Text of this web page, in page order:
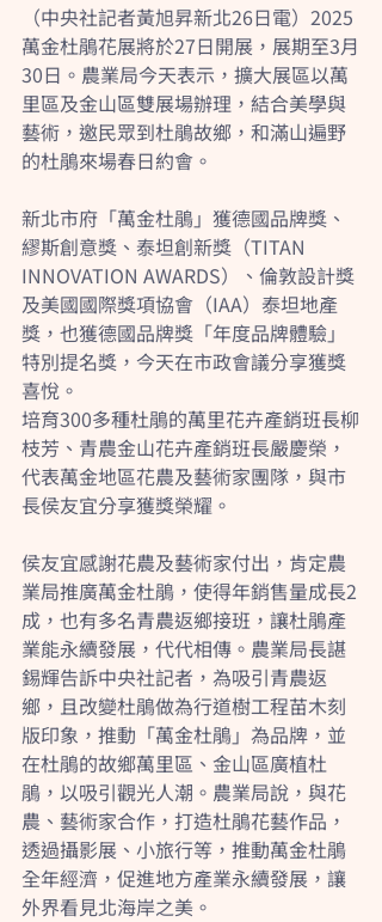
（中央社記者黃旭昇新北26日電）2025
萬金杜鵑花展將於27日開展，展期至3月
30日。農業局今天表示，擴大展區以萬
里區及金山區雙展場辦理，結合美學與
藝術，邀民眾到杜鵑故鄉，和滿山遍野
的杜鵑來場春日約會。
新北市府「萬金杜鵑」獲德國品牌獎、
繆斯創意獎、泰坦創新獎（TITAN
INNOVATION AWARDS）、倫敦設計獎
及美國國際獎項協會（IAA）泰坦地產
獎，也獲德國品牌獎「年度品牌體驗」
特別提名獎，今天在市政會議分享獲獎
喜悅。
培育300多種杜鵑的萬里花卉產銷班長柳
枝芳、青農金山花卉產銷班長嚴慶榮，
代表萬金地區花農及藝術家團隊，與市
長侯友宜分享獲獎榮耀。
侯友宜感謝花農及藝術家付出，肯定農
業局推廣萬金杜鵑，使得年銷售量成長2
成，也有多名青農返鄉接班，讓杜鵑產
業能永續發展，代代相傳。農業局長諶
錫輝告訴中央社記者，為吸引青農返
鄉，且改變杜鵑做為行道樹工程苗木刻
版印象，推動「萬金杜鵑」為品牌，並
在杜鵑的故鄉萬里區、金山區廣植杜
鵑，以吸引觀光人潮。農業局說，與花
農、藝術家合作，打造杜鵑花藝作品，
透過攝影展、小旅行等，推動萬金杜鵑
全年經濟，促進地方產業永續發展，讓
外界看見北海岸之美。